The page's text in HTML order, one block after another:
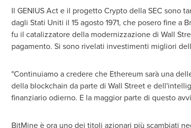
Il GENIUS Act e il progetto Crypto della SEC sono
dagli Stati Uniti il 15 agosto 1971, che posero fine a
fu il catalizzatore della modernizzazione di Wall
pagamento. Si sono rivelati investimenti migliori
"Continuiamo a credere che Ethereum sarà una
della blockchain da parte di Wall Street e
finanziario odierno. E la maggior parte di questo
BitMine è ora uno dei titoli azionari più scambiati